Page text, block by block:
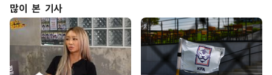
많이 본 기사